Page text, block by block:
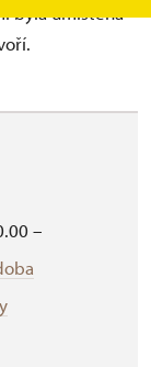
byla umístěna
–